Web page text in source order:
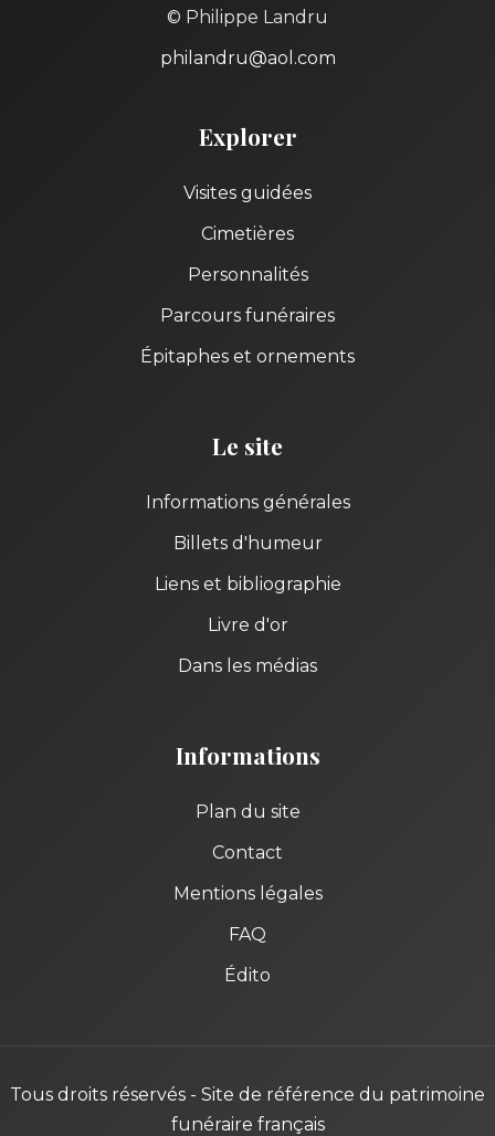
© Philippe Landru
philandru@aol.com
Explorer
Visites guidées
Cimetières
Personnalités
Parcours funéraires
Épitaphes et ornements
Le site
Informations générales
Billets d'humeur
Liens et bibliographie
Livre d'or
Dans les médias
Informations
Plan du site
Contact
Mentions légales
FAQ
Édito
Tous droits réservés - Site de référence du patrimoine
funéraire français